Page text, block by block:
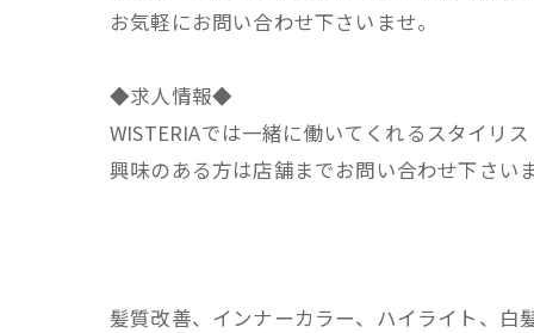
お気軽にお問い合わせ下さいませ。
◆求人情報◆
WISTERIAでは一緒に働いてくれるスタイリス
興味のある方は店舗までお問い合わせ下さいま
髪質改善、インナーカラー、ハイライト、